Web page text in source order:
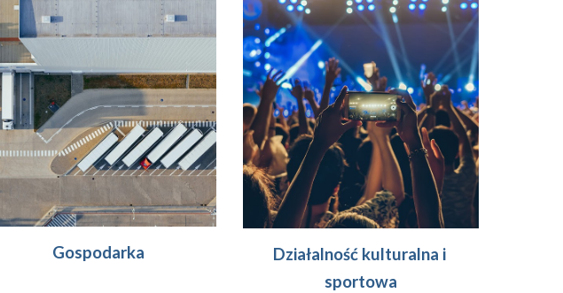
Gospodarka
Działalność kulturalna i
sportowa